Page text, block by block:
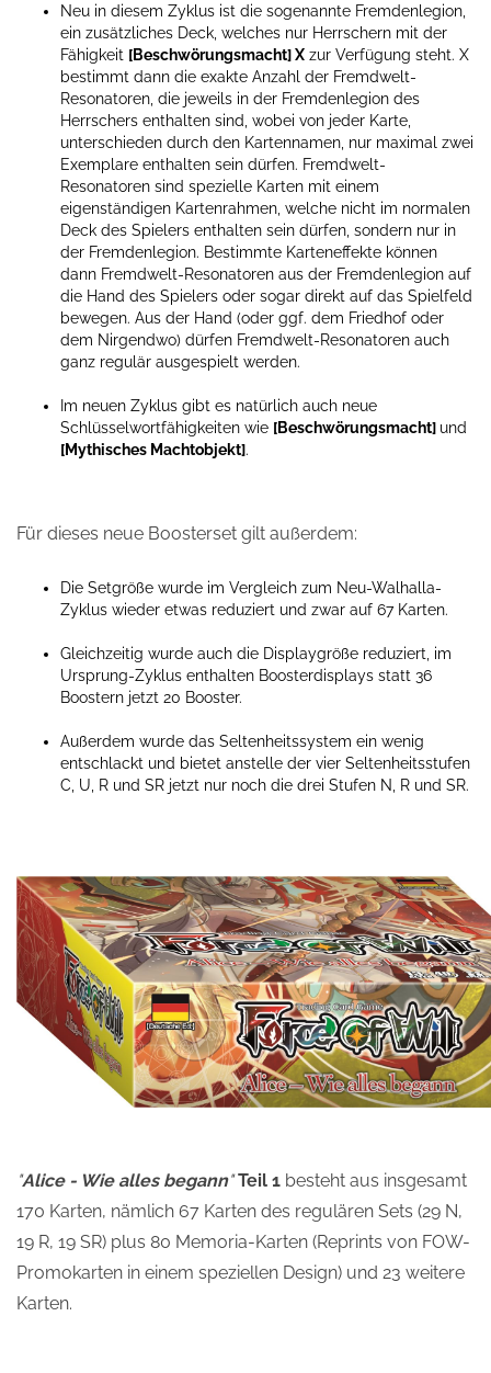
Neu in diesem Zyklus ist die sogenannte Fremdenlegion,
ein zusätzliches Deck, welches nur Herrschern mit der
Fähigkeit [Beschwörungsmacht] X zur Verfügung steht. X
bestimmt dann die exakte Anzahl der Fremdwelt-
Resonatoren, die jeweils in der Fremdenlegion des
Herrschers enthalten sind, wobei von jeder Karte,
unterschieden durch den Kartennamen, nur maximal zwei
Exemplare enthalten sein dürfen. Fremdwelt-
Resonatoren sind spezielle Karten mit einem
eigenständigen Kartenrahmen, welche nicht im normalen
Deck des Spielers enthalten sein dürfen, sondern nur in
der Fremdenlegion. Bestimmte Karteneffekte können
dann Fremdwelt-Resonatoren aus der Fremdenlegion auf
die Hand des Spielers oder sogar direkt auf das Spielfeld
bewegen. Aus der Hand (oder ggf. dem Friedhof oder
dem Nirgendwo) dürfen Fremdwelt-Resonatoren auch
ganz regulär ausgespielt werden.
Im neuen Zyklus gibt es natürlich auch neue
Schlüsselwortfähigkeiten wie [Beschwörungsmacht] und
[Mythisches Machtobjekt].
Für dieses neue Boosterset gilt außerdem:
Die Setgröße wurde im Vergleich zum Neu-Walhalla-
Zyklus wieder etwas reduziert und zwar auf 67 Karten.
Gleichzeitig wurde auch die Displaygröße reduziert, im
Ursprung-Zyklus enthalten Boosterdisplays statt 36
Boostern jetzt 20 Booster.
Außerdem wurde das Seltenheitssystem ein wenig
entschlackt und bietet anstelle der vier Seltenheitsstufen
C, U, R und SR jetzt nur noch die drei Stufen N, R und SR.
"Alice - Wie alles begann"Teil 1 besteht aus insgesamt
170 Karten, nämlich 67 Karten des regulären Sets (29 N,
19 R, 19 SR) plus 80 Memoria-Karten (Reprints von FOW-
Promokarten in einem speziellen Design) und 23 weitere
Karten.